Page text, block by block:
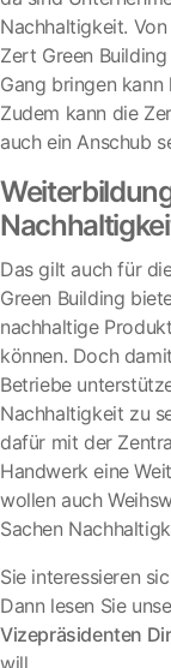
Nachhaltigkeit.
Zert Green
Gang bringen
Zudem kann die
auch ein Anschub
Das gilt auch für
Green Building
nachhaltige
können. Doch
Betriebe
Nachhaltigkeit zu
dafür mit der
Handwerk eine
wollen auch
Sachen
Sie interessieren
Dann lesen Sie
Vizepräsidenten